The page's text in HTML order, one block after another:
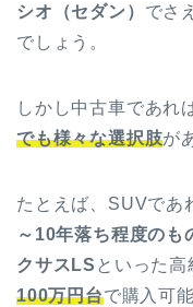
シオ（セダン） でさ
でしょう。
しかし中古車であれ
でも様々な選択肢が
たとえば、SUVであ
～10年落ち程度のも
クサスLS といった高
100万円台で購入可